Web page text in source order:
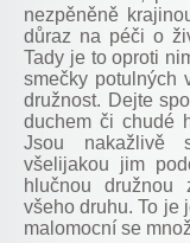
nezpěněně
důraz na péči o
Tady je to oproti
smečky potulných
družnost. Dejte
duchem či chudé
Jsou nakažlivě
všelijakou jim
hlučnou družnou
všeho druhu. To je
malomocní se